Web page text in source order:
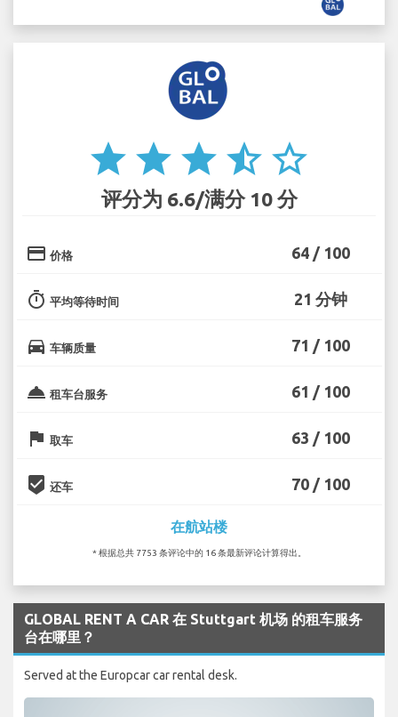
star star star star_half star_border
评分为 6.6/满分 10 分
credit_card 价格 64 / 100
timer 平均等待时间 21 分钟
directions_car 车辆质量 71 / 100
room_service 租车台服务 61 / 100
flag 取车 63 / 100
beenhere 还车 70 / 100
在航站楼
* 根据总共 7753 条评论中的 16 条最新评论计算得出。
GLOBAL RENT A CAR 在 Stuttgart 机场 的租车服务
台在哪里？
Served at the Europcar car rental desk.